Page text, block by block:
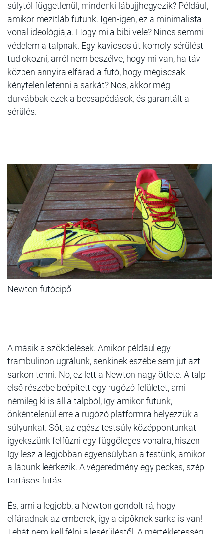
súlytól függetlenül, mindenki lábujjhegyezik? Például,
amikor mezítláb futunk. Igen-igen, ez a minimalista
vonal ideológiája. Hogy mi a bibi vele? Nincs semmi
védelem a talpnak. Egy kavicsos út komoly sérülést
tud okozni, arról nem beszélve, hogy mi van, ha táv
közben annyira elfárad a futó, hogy mégiscsak
kénytelen letenni a sarkát? Nos, akkor még
durvábbak ezek a becsapódások, és garantált a
sérülés.
Newton futócipő
A másik a szökdelések. Amikor például egy
trambulinon ugrálunk, senkinek eszébe sem jut azt
sarkon tenni. No, ez lett a Newton nagy ötlete. A talp
első részébe beépített egy rugózó felületet, ami
némileg ki is áll a talpból, így amikor futunk,
önkéntelenül erre a rugózó platformra helyezzük a
súlyunkat. Sőt, az egész testsúly középpontunkat
igyekszünk felfűzni egy függőleges vonalra, hiszen
így lesz a legjobban egyensúlyban a testünk, amikor
a lábunk leérkezik. A végeredmény egy peckes, szép
tartásos futás.
És, ami a legjobb, a Newton gondolt rá, hogy
elfáradnak az emberek, így a cipőknek sarka is van!